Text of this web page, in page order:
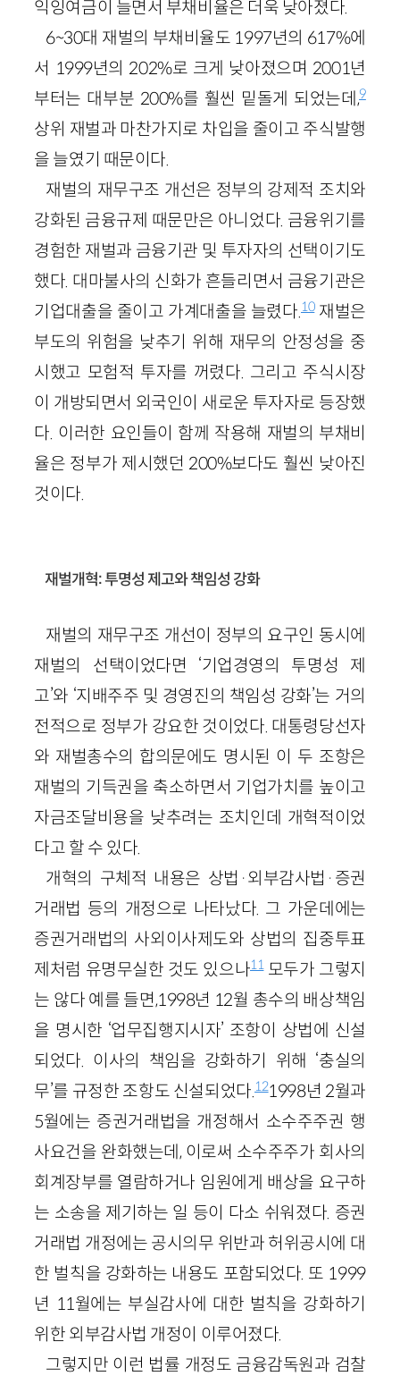
익잉여금이 늘면서 부채비율은 더욱 낮아졌다.
6~30대 재벌의 부채비율도 1997년의 617%에
서 1999년의 202%로 크게 낮아졌으며 2001년
부터는 대부분 200%를 훨씬 밑돌게 되었는데,9
상위 재벌과 마찬가지로 차입을 줄이고 주식발행
을 늘였기 때문이다.
재벌의 재무구조 개선은 정부의 강제적 조치와
강화된 금융규제 때문만은 아니었다. 금융위기를
경험한 재벌과 금융기관 및 투자자의 선택이기도
했다. 대마불사의 신화가 흔들리면서 금융기관은
기업대출을 줄이고 가계대출을 늘렸다.10재벌은
부도의 위험을 낮추기 위해 재무의 안정성을 중
시했고 모험적 투자를 꺼렸다. 그리고 주식시장
이 개방되면서 외국인이 새로운 투자자로 등장했
다. 이러한 요인들이 함께 작용해 재벌의 부채비
율은 정부가 제시했던 200%보다도 훨씬 낮아진
것이다.
재벌개혁: 투명성 제고와 책임성 강화
재벌의 재무구조 개선이 정부의 요구인 동시에
재벌의 선택이었다면 ‘기업경영의 투명성 제
고’와 ‘지배주주 및 경영진의 책임성 강화’는 거의
전적으로 정부가 강요한 것이었다. 대통령당선자
와 재벌총수의 합의문에도 명시된 이 두 조항은
재벌의 기득권을 축소하면서 기업가치를 높이고
자금조달비용을 낮추려는 조치인데 개혁적이었
다고 할 수 있다.
개혁의 구체적 내용은 상법·외부감사법·증권
거래법 등의 개정으로 나타났다. 그 가운데에는
증권거래법의 사외이사제도와 상법의 집중투표
제처럼 유명무실한 것도 있으나11모두가 그렇지
는 않다 예를 들면,1998년 12월 총수의 배상책임
을 명시한 ‘업무집행지시자’ 조항이 상법에 신설
되었다. 이사의 책임을 강화하기 위해 ‘충실의
무’를 규정한 조항도 신설되었다.121998년 2월과
5월에는 증권거래법을 개정해서 소수주주권 행
사요건을 완화했는데, 이로써 소수주주가 회사의
회계장부를 열람하거나 임원에게 배상을 요구하
는 소송을 제기하는 일 등이 다소 쉬워졌다. 증권
거래법 개정에는 공시의무 위반과 허위공시에 대
한 벌칙을 강화하는 내용도 포함되었다. 또 1999
년 11월에는 부실감사에 대한 벌칙을 강화하기
위한 외부감사법 개정이 이루어졌다.
그렇지만 이런 법률 개정도 금융감독원과 검찰